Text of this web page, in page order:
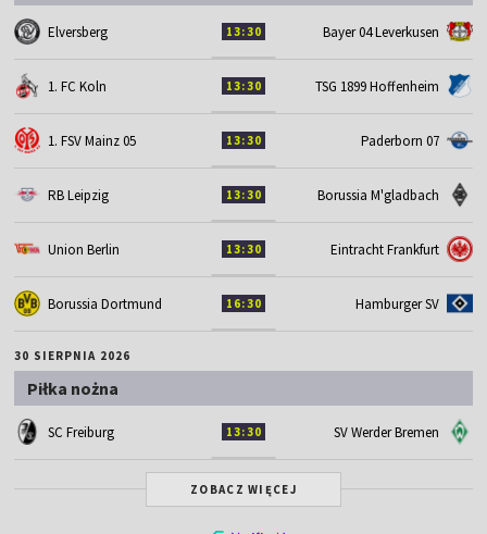
Elversberg 13:30 Bayer 04 Leverkusen
1. FC Koln 13:30 TSG 1899 Hoffenheim
1. FSV Mainz 05 13:30 Paderborn 07
RB Leipzig 13:30 Borussia M'gladbach
Union Berlin 13:30 Eintracht Frankfurt
Borussia Dortmund 16:30 Hamburger SV
30 SIERPNIA 2026
Piłka nożna
SC Freiburg 13:30 SV Werder Bremen
ZOBACZ WIĘCEJ